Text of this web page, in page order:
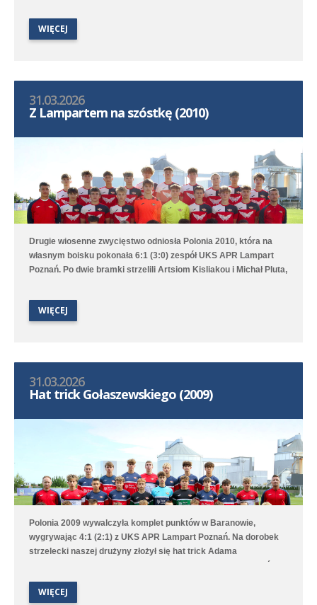
Opalenicy średzka drużyna wygrała 7:0 (0:0) - trzy bramki
strzelił Marcel Ratajczak, a po jednej Jeremi Sójka, Ksawery
Duchała, Brajan Jóźwiak oraz Witold Chojnacki.
WIĘCEJ
31.03.2026
Z Lampartem na szóstkę (2010)
Drugie wiosenne zwycięstwo odniosła Polonia 2010, która na
własnym boisku pokonała 6:1 (3:0) zespół UKS APR Lampart
Poznań. Po dwie bramki strzelili Artsiom Kisliakou i Michał Pluta,
niezłym meczu przegrała 1:3 (1:3) z liderem rozgrywek -
Poznańską 13 Poznań. Jedynego gola dla Polonii strzelił Martin
Kono-Abe.
WIĘCEJ
31.03.2026
Hat trick Gołaszewskiego (2009)
Polonia 2009 wywalczyła komplet punktów w Baranowie,
wygrywając 4:1 (2:1) z UKS APR Lampart Poznań. Na dorobek
strzelecki naszej drużyny złożył się hat trick Adama
zajmują trzecie miejsce w 1. lidze wojewódzkiej B1.
WIĘCEJ